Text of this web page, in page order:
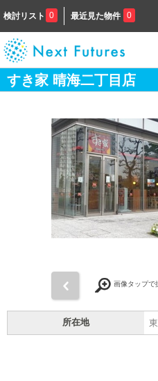
検討リスト 0 最近見た物件 0
すき家 晴海二丁目店
画像タップで
所在地